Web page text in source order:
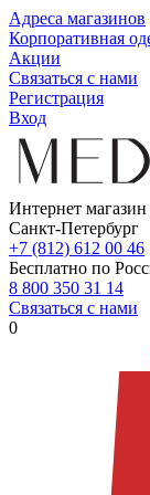
Адреса магазинов
Корпоративная
Акции
Связаться с нами
Регистрация
Вход
Интернет
Санкт-Петербург
+7 (812) 612 00 46
Бесплатно по
8 800 350 31 14
Связаться с нами
0